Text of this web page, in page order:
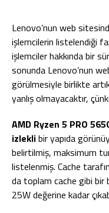
Lenovo’nun web
işlemcilerin listelendiği
işlemciler hakkında bir
sonunda Lenovo’nun
görülmesiyle birlikte
yanlış olmayacaktır,
AMD Ryzen 5 PRO
izleklibir yapıda
belirtilmiş, maksimum
listelenmiş. Cache
da toplam cache gibi bir
25W değerine kadar